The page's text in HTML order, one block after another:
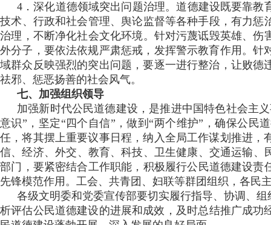
4．深化道德领域突出问题治理。道德建设既要靠教育倡
技术、行政和社会管理、舆论监督等各种手段  ，有
治理，不断净化社会文化环境。针对污蔑诋毁英雄
外分子，要依法依规严肃惩戒，发挥警示教育作用。
域群众反映强烈的突出问题，要逐一进行整治，让败
祛邪、惩恶扬善的社会风气。
七 、加强组织领导
加强新时代公民道德建设 ，是推进中国特色社会主义
意识”，坚定“四个自信” ，做到“两个维护”，确
任，将其摆上重要议事日程，纳入全局工作谋划推进，
信 、经济 、外交、教育、科技、卫生健康、交通运
部门，要紧密结合工作职能，积极履行公民道德建
先锋模范作用。工会 、共青团、妇联等群团组织，
各级文明委和党委宣传部要切实履行指导、协调、组
析评估公民道德建设的进展和成效，及时总结推广成功